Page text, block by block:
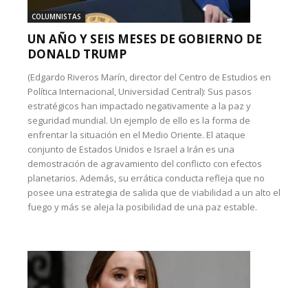
COLUMNISTAS
UN AÑO Y SEIS MESES DE GOBIERNO DE
DONALD TRUMP
(Edgardo Riveros Marín, director del Centro de Estudios en
Política Internacional, Universidad Central): Sus pasos
estratégicos han impactado negativamente a la paz y
seguridad mundial. Un ejemplo de ello es la forma de
enfrentar la situación en el Medio Oriente. El ataque
conjunto de Estados Unidos e Israel a Irán es una
demostración de agravamiento del conflicto con efectos
planetarios. Además, su errática conducta refleja que no
posee una estrategia de salida que de viabilidad a un alto el
fuego y más se aleja la posibilidad de una paz estable.